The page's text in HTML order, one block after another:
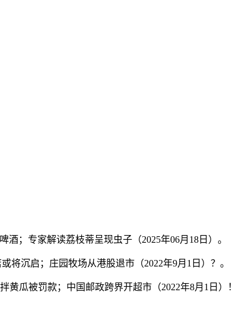
；专家解读荔枝蒂呈现虫子（2025年06月18日）。
沉启；庄园牧场从港股退市（2022年9月1日）？。
瓜被罚款；中国邮政跨界开超市（2022年8月1日）！